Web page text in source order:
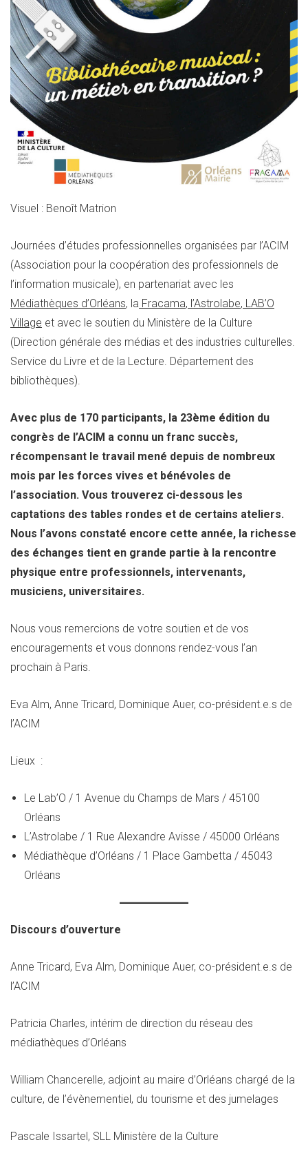
Visuel : Benoît Matrion
Journées d’études professionnelles organisées par l’ACIM
(Association pour la coopération des professionnels de
l’information musicale), en partenariat avec les
Médiathèques d’Orléans, la Fracama, l’Astrolabe, LAB’O
Village et avec le soutien du Ministère de la Culture
(Direction générale des médias et des industries culturelles.
Service du Livre et de la Lecture. Département des
bibliothèques).
Avec plus de 170 participants, la 23ème édition du
congrès de l’ACIM a connu un franc succès,
récompensant le travail mené depuis de nombreux
mois par les forces vives et bénévoles de
l’association. Vous trouverez ci-dessous les
captations des tables rondes et de certains ateliers.
Nous l’avons constaté encore cette année, la richesse
des échanges tient en grande partie à la rencontre
physique entre professionnels, intervenants,
musiciens, universitaires.
Nous vous remercions de votre soutien et de vos
encouragements et vous donnons rendez-vous l’an
prochain à Paris.
Eva Alm, Anne Tricard, Dominique Auer, co-président.e.s de
l’ACIM
Lieux :
Le Lab’O / 1 Avenue du Champs de Mars / 45100
Orléans
L’Astrolabe / 1 Rue Alexandre Avisse / 45000 Orléans
Médiathèque d’Orléans / 1 Place Gambetta / 45043
Orléans
Discours d’ouverture
Anne Tricard, Eva Alm, Dominique Auer, co-président.e.s de
l’ACIM
Patricia Charles, intérim de direction du réseau des
médiathèques d’Orléans
William Chancerelle, adjoint au maire d’Orléans chargé de la
culture, de l’évènementiel, du tourisme et des jumelages
Pascale Issartel, SLL Ministère de la Culture